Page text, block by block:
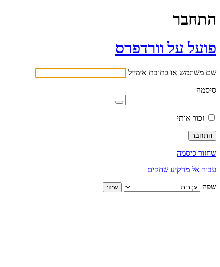
התחבר
פועל על וורדפרס
שם משתמש או כתובת אימייל
סיסמה
זכור אותי
שחזור סיסמה
עבור אל מרקיע שחקים
שפה